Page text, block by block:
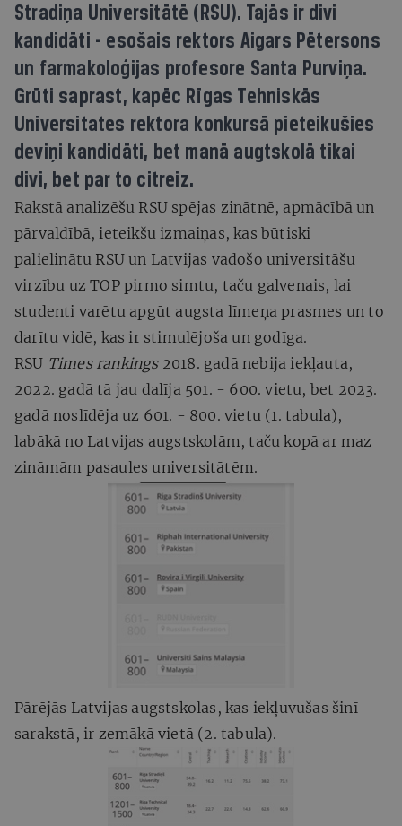
Stradiņa Universitātē (RSU). Tajās ir divi
kandidāti - esošais rektors Aigars Pētersons
un farmakoloģijas profesore Santa Purviņa.
Grūti saprast, kapēc Rīgas Tehniskās
Universitates rektora konkursā pieteikušies
deviņi kandidāti, bet manā augtskolā tikai
divi, bet par to citreiz.
Rakstā analizēšu RSU spējas zinātnē, apmācībā un
pārvaldībā, ieteikšu izmaiņas, kas būtiski
palielinātu RSU un Latvijas vadošo universitāšu
virzību uz TOP pirmo simtu, taču galvenais, lai
studenti varētu apgūt augsta līmeņa prasmes un to
darītu vidē, kas ir stimulējoša un godīga.
RSU Times rankings2018. gadā nebija iekļauta,
2022. gadā tā jau dalīja 501. - 600. vietu, bet 2023.
gadā noslīdēja uz 601. - 800. vietu (1. tabula),
labākā no Latvijas augstskolām, taču kopā ar maz
zināmām pasaules universitātēm.
Pārējās Latvijas augstskolas, kas iekļuvušas šinī
sarakstā, ir zemākā vietā (2. tabula).